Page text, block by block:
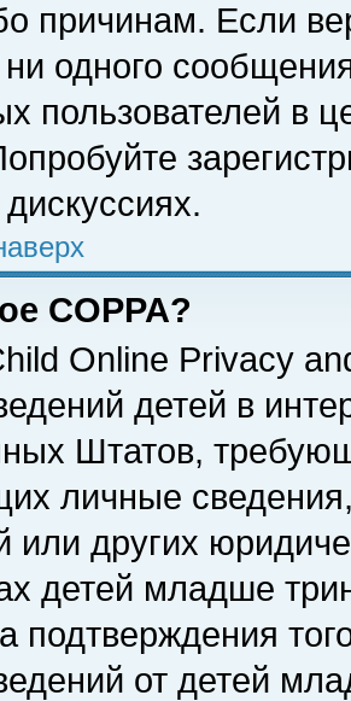
причинам. Если
одного
пользователей в
COPPA?
Online Privacy
детей в
Штатов,
личные
или других
детей младше
подтверждения
от детей